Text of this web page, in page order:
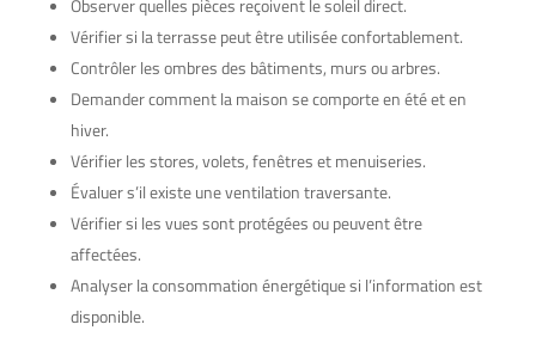
Observer quelles pièces reçoivent le soleil direct.
Vérifier si la terrasse peut être utilisée confortablement.
Contrôler les ombres des bâtiments, murs ou arbres.
Demander comment la maison se comporte en été et en
hiver.
Vérifier les stores, volets, fenêtres et menuiseries.
Évaluer s’il existe une ventilation traversante.
Vérifier si les vues sont protégées ou peuvent être
affectées.
Analyser la consommation énergétique si l’information est
disponible.